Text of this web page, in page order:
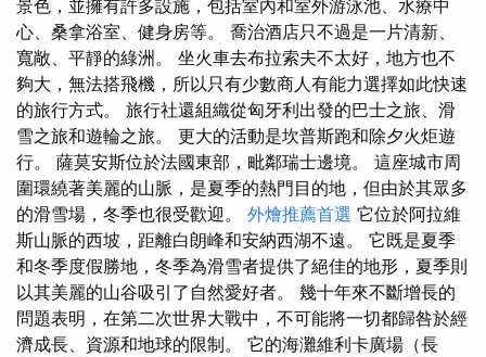
景色，並擁有許多設施，包括室內和室外游泳池、水療中
心、桑拿浴室、健身房等。 喬治酒店只不過是一片清新、
寬敞、平靜的綠洲。 坐火車去布拉索夫不太好，地方也不
夠大，無法搭飛機，所以只有少數商人有能力選擇如此快速
的旅行方式。 旅行社還組織從匈牙利出發的巴士之旅、滑
雪之旅和遊輪之旅。 更大的活動是坎普斯跑和除夕火炬遊
行。 薩莫安斯位於法國東部，毗鄰瑞士邊境。 這座城市周
圍環繞著美麗的山脈，是夏季的熱門目的地，但由於其眾多
的滑雪場，冬季也很受歡迎。 外燴推薦首選 它位於阿拉維
斯山脈的西坡，距離白朗峰和安納西湖不遠。 它既是夏季
和冬季度假勝地，冬季為滑雪者提供了絕佳的地形，夏季則
以其美麗的山谷吸引了自然愛好者。 幾十年來不斷增長的
問題表明，在第二次世界大戰中，不可能將一切都歸咎於經
濟成長、資源和地球的限制。 它的海灘維利卡廣場（長